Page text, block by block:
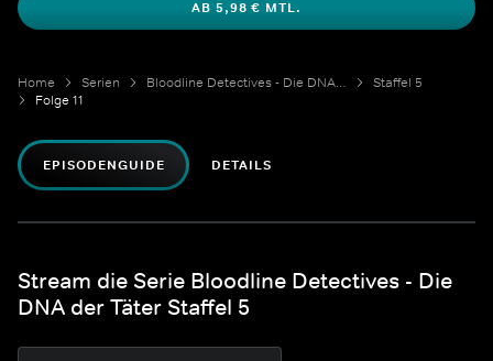
AB 5,98 € MTL.
Home Serien Bloodline Detectives - Die DNA der Täter
Staffel 5
Folge 11
EPISODENGUIDE DETAILS
Stream die Serie Bloodline Detectives - Die
DNA der Täter Staffel 5